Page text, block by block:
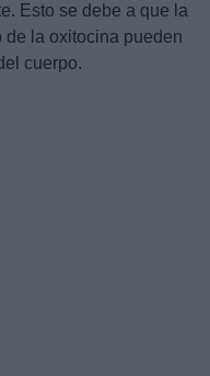
Esto se debe a que la
de la oxitocina pueden
cuerpo.